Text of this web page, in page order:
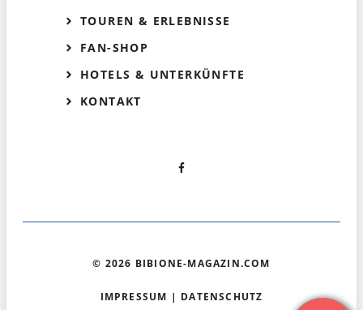
TOUREN & ERLEBNISSE
FAN-SHOP
HOTELS & UNTERKÜNFTE
KONTAKT
© 2026 BIBIONE-MAGAZIN.COM
IMPRESSUM | DATENSCHUTZ